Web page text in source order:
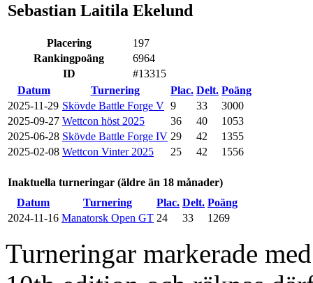
Sebastian Laitila Ekelund
Placering
197
Rankingpoäng
6964
ID
#13315
Datum
Turnering Plac. Delt. Poäng
2025-11-29 Skövde Battle Forge V 9 33
3000
2025-09-27 Wettcon höst 2025 36 40
1053
2025-06-28 Skövde Battle Forge IV 29 42
1355
2025-02-08 Wettcon Vinter 2025 25 42 1556
Inaktuella turneringar (äldre än 18 månader)
Datum
Turnering Plac. Delt. Poäng
2024-11-16 Manatorsk Open GT 24 33 1269
Turneringar markerade